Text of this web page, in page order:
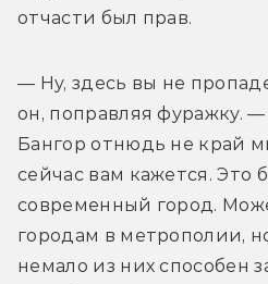
отчасти был прав.
— Ну, здесь вы не
он, поправляя фуражку.
Бангор отнюдь не край
сейчас вам кажется. Это
современный город.
городам в метрополии,
немало из них способен